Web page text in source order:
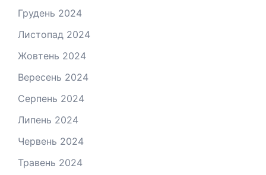
Грудень 2024
Листопад 2024
Жовтень 2024
Вересень 2024
Серпень 2024
Липень 2024
Червень 2024
Травень 2024